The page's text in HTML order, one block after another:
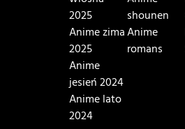
2025
Anime zima
2025
Anime
jesień 2024
Anime lato
2024
shounen
Anime
romans